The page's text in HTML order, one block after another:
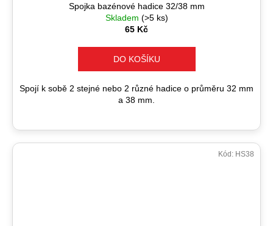
Spojka bazénové hadice 32/38 mm
Skladem (>5 ks)
65 Kč
DO KOŠÍKU
Spojí k sobě 2 stejné nebo 2 různé hadice o průměru 32 mm
a 38 mm.
Kód: HS38